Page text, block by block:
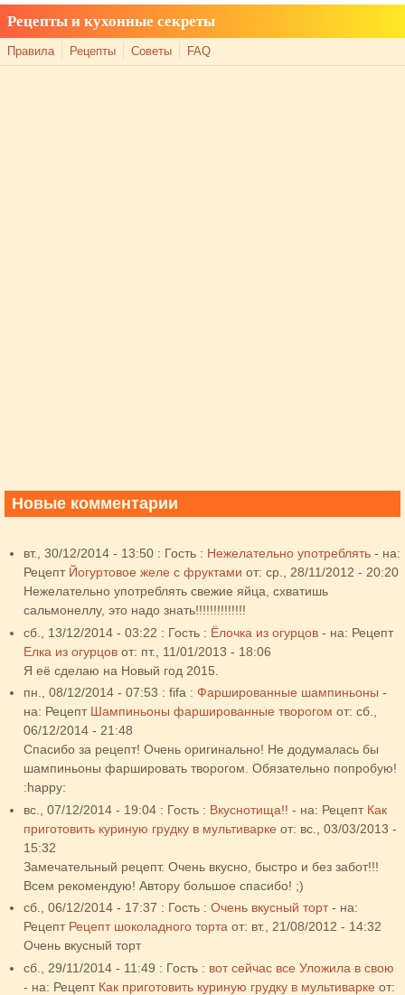
Рецепты и кухонные секреты
Правила Рецепты Советы FAQ
Новые комментарии
вт., 30/12/2014 - 13:50 : Гость : Нежелательно употреблять - на:
Рецепт Йогуртовое желе с фруктами от: ср., 28/11/2012 - 20:20
Нежелательно употреблять свежие яйца, схватишь
сальмонеллу, это надо знать!!!!!!!!!!!!!!
сб., 13/12/2014 - 03:22 : Гость : Ёлочка из огурцов - на: Рецепт
Елка из огурцов от: пт., 11/01/2013 - 18:06
Я её сделаю на Новый год 2015.
пн., 08/12/2014 - 07:53 : fifa : Фаршированные шампиньоны -
на: Рецепт Шампиньоны фаршированные творогом от: сб.,
06/12/2014 - 21:48
Спасибо за рецепт! Очень оригинально! Не додумалась бы
шампиньоны фаршировать творогом. Обязательно попробую!
:happy:
вс., 07/12/2014 - 19:04 : Гость : Вкуснотища!! - на: Рецепт Как
приготовить куриную грудку в мультиварке от: вс., 03/03/2013 -
15:32
Замечательный рецепт. Очень вкусно, быстро и без забот!!!
Всем рекомендую! Автору большое спасибо! ;)
сб., 06/12/2014 - 17:37 : Гость : Очень вкусный торт - на:
Рецепт Рецепт шоколадного торта от: вт., 21/08/2012 - 14:32
Очень вкусный торт
сб., 29/11/2014 - 11:49 : Гость : вот сейчас все Уложила в свою
- на: Рецепт Как приготовить куриную грудку в мультиварке от: